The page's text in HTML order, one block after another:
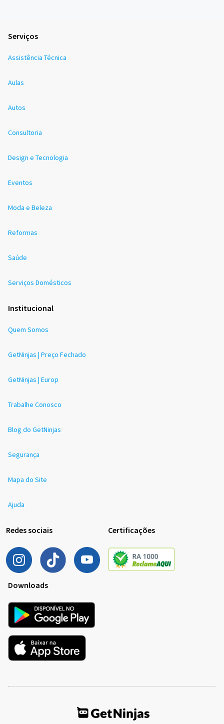
Serviços
Assistência Técnica
Aulas
Autos
Consultoria
Design e Tecnologia
Eventos
Moda e Beleza
Reformas
Saúde
Serviços Domésticos
Institucional
Quem Somos
GetNinjas | Preço Fechado
GetNinjas | Europ
Trabalhe Conosco
Blog do GetNinjas
Segurança
Mapa do Site
Ajuda
Redes sociais Certificações
Downloads